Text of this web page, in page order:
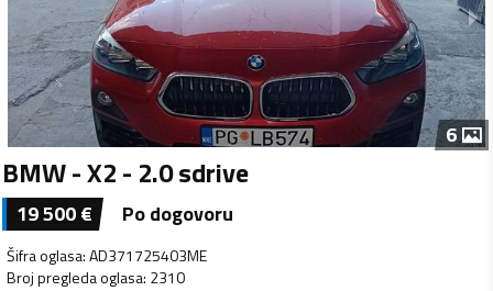
6
BMW - X2 - 2.0 sdrive
19 500€ Po dogovoru
Šifra oglasa:AD371725403ME
Broj pregleda oglasa: 2310